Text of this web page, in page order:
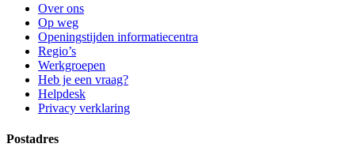
Over ons
Op weg
Openingstijden informatiecentra
Regio’s
Werkgroepen
Heb je een vraag?
Helpdesk
Privacy verklaring
Postadres